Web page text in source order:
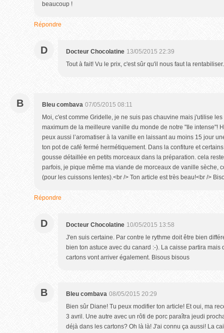
beaucoup !
Répondre
D Docteur Chocolatine 13/05/2015 22:39
Tout à fait! Vu le prix, c'est sûr qu'il nous faut la
B Bleu combava 07/05/2015 08:11
Moi, c'est comme Gridelle, je ne suis pas chauvine mais j'utilise
maximum de la meilleure vanille du monde de notre "Ile intense"!
peux aussi l’aromatiser à la vanille en laissant au moins 15 jour
ton pot de café fermé hermétiquement. Dans la confiture et
gousse détaillée en petits morceaux dans la préparation. cela
parfois, je pique même ma viande de morceaux de vanille sèche,
(pour les cuissons lentes).<br /> Ton article est très beau!<br />
Répondre
D Docteur Chocolatine 10/05/2015 13:58
J'en suis certaine. Par contre le rythme doit être bien
bien ton astuce avec du canard :-). La caisse partira mais
cartons vont arriver également. Bisous bisous
B Bleu combava 08/05/2015 20:29
Bien sûr Diane! Tu peux modifier ton article! Et oui, ma
3 avril. Une autre avec un rôti de porc paraîtra jeudi
déjà dans les cartons? Oh là là! J'ai connu ça aussi! La